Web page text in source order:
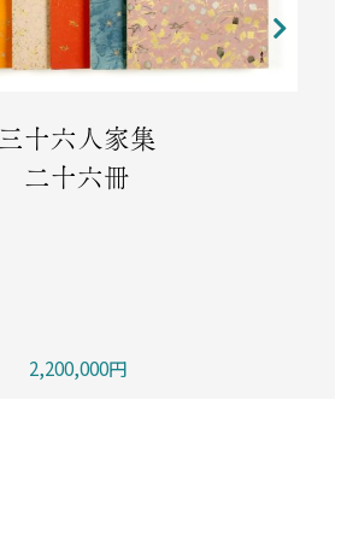
三十六人家集
二十六冊
2,200,000円